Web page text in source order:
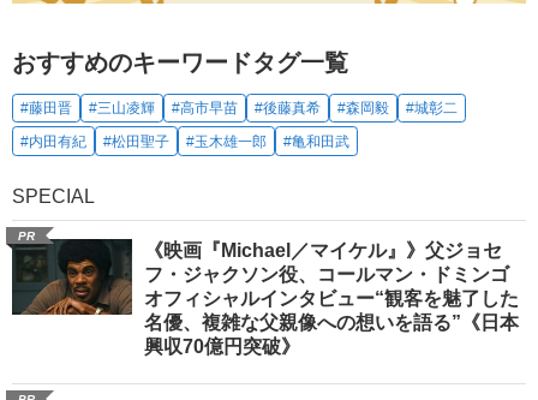
おすすめのキーワードタグ一覧
#藤田晋 #三山凌輝 #高市早苗 #後藤真希 #森岡毅
#城彰二
#内田有紀
#松田聖子 #玉木雄一郎 #亀和田武
SPECIAL
PR
《映画『Michael／マイケル』》父ジョセ
フ・ジャクソン役、コールマン・ドミンゴ
オフィシャルインタビュー“観客を魅了した
名優、複雑な父親像への想いを語る”《日本
興収70億円突破》